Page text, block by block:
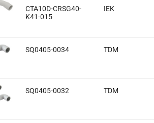
CTA10D-CRSG40-
K41-015
IEK
SQ0405-0034 TDM
SQ0405-0032 TDM